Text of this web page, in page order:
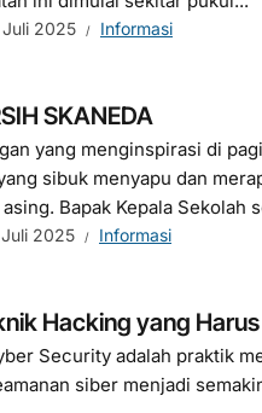
2025 Informasi
SKANEDA
yang menginspirasi di
sibuk menyapu dan
Bapak Kepala Sekolah
2025 Informasi
Hacking yang
Security adalah praktik
siber menjadi